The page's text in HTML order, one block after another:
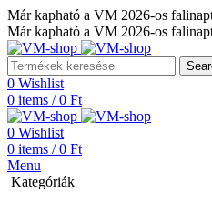
Már kapható a VM 2026-os
Már kapható a VM 2026-os
0 Wishlist
0 items / 0 Ft
0 Wishlist
0 items / 0 Ft
Menu
Kategóriák